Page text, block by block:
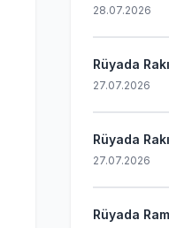
28.07.2026
Rüyada
27.07.2026
Rüyada
27.07.2026
Rüyada